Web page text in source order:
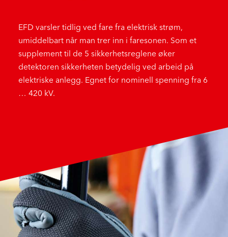
EFD varsler tidlig ved fare fra elektrisk strøm,
umiddelbart når man trer inn i faresonen. Som et
supplement til de 5 sikkerhetsreglene øker
detektoren sikkerheten betydelig ved arbeid på
elektriske anlegg. Egnet for nominell spenning fra 6
… 420 kV.